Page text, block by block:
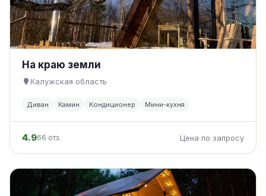
На краю земли
Калужская область
Диван Камин Кондиционер Мини-кухня
4.966 отз. Цена по запросу